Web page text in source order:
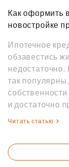
Как оформить
новостройке
Ипотечное
обзавестись
так
и достаточно
Читать статью